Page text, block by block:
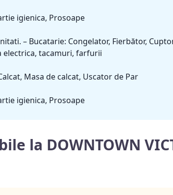
igienica, Prosoape
– Bucatarie: Congelator, Fierbător,
electrica, tacamuri, farfurii
Masa de calcat, Uscator de Par
igienica, Prosoape
la DOWNTOWN